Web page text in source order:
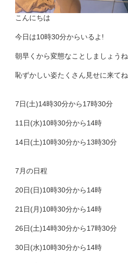
こんにちは
今日は10時30分からいるよ!
朝早くから変態なことしましょうね
恥ずかしい姿たくさん見せに来てね
7日(土)14時30分から17時30分
11日(水)10時30分から14時
14日(土)10時30分から13時30分
7月の日程
20日(日)10時30分から14時
21日(月)10時30分から14時
26日(土)14時30分から17時30分
30日(水)10時30分から14時